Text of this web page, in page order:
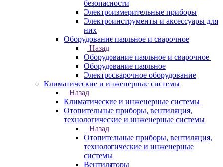
безопасности
Электроизмерительные приборы
Электроинструменты и аксессуары для
них
Оборудование паяльное и сварочное
Назад
Оборудование паяльное и сварочное
Оборудование паяльное
Электросварочное оборудование
Климатические и инженерные системы
Назад
Климатические и инженерные системы
Отопительные приборы, вентиляция,
технологические и инженерные системы
Назад
Отопительные приборы, вентиляция,
технологические и инженерные
системы
Вентиляторы